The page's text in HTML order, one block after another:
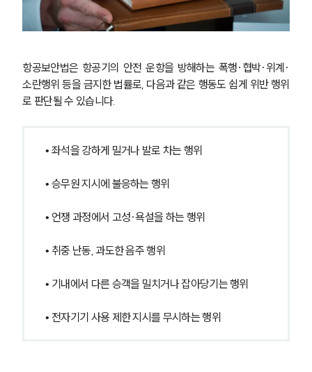
항공보안법은 항공기의 안전 운항을 방해하는 폭행·협박·위계·
소란행위 등을 금지한 법률로, 다음과 같은 행동도 쉽게 위반 행위
로 판단될 수 있습니다.
• 좌석을 강하게 밀거나 발로 차는 행위
• 승무원 지시에 불응하는 행위
• 언쟁 과정에서 고성·욕설을 하는 행위
• 취중 난동, 과도한 음주 행위
• 기내에서 다른 승객을 밀치거나 잡아당기는 행위
• 전자기기 사용 제한 지시를 무시하는 행위